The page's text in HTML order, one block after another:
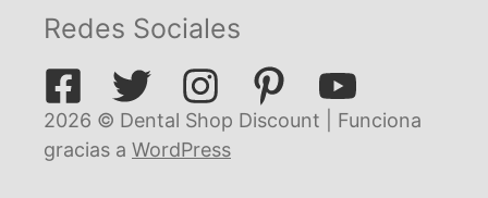
Redes Sociales
2026 © Dental Shop Discount | Funciona
gracias a WordPress